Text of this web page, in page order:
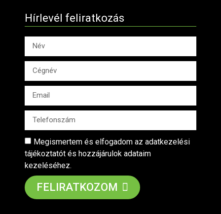
Hírlevél feliratkozás
Megismertem és elfogadom az adatkezelési
tájékoztatót és hozzájárulok adataim
kezeléséhez.
FELIRATKOZOM